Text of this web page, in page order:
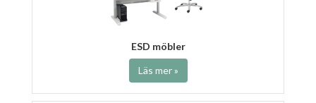
ESD möbler
Läs mer »